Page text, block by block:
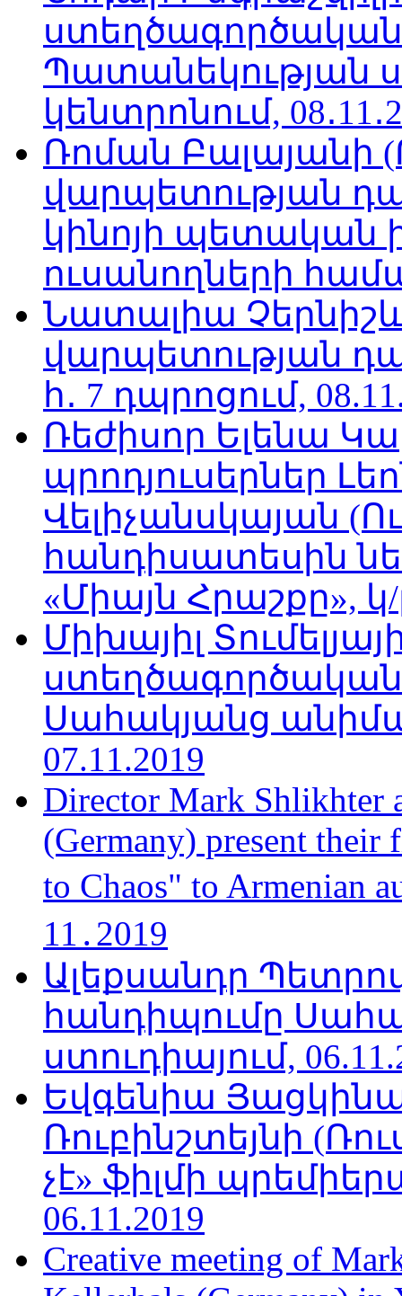
Պատանեկության
կենտրոնում,
Ռոման Բալայանի
վարպետության
կինոյի պետական
ուսանողների
Նատալիա
վարպետության
հ․ 7 դպրոցում,
Ռեժիսոր Ելենա
պրոդյուսերներ
Վելիչանսկայան
հանդիսատեսին
«Միայն Հրաշքը», կ/
Միխայիլ
Սահակյանց
07.11.2019
Director Mark Shlikhter
(Germany) present
to Chaos" to Armenian
11․2019
Ալեքսանդր
հանդիպումը
ստուդիայում,
Եվգենիա
Ռուբինշտեյնի
չէ» ֆիլմի
06.11.2019
Creative meeting of